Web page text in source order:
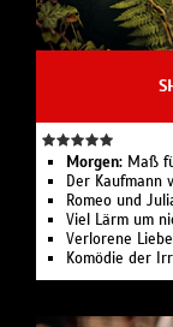
Morgen: Maß
Der Kaufmann
Romeo und
Viel Lärm um
Verlorene
Komödie der